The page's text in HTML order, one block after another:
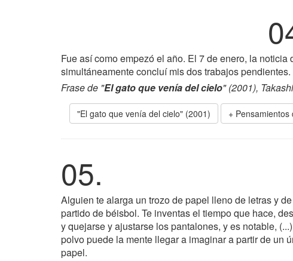
Fue así como empezó el año. El 7 de enero, la
simultáneamente concluí mis dos trabajos
Frase de "El gato que venía del cielo" (2001),
"El gato que venía del cielo" (2001) + Pensamientos
05.
Alguien te alarga un trozo de papel lleno de letras y
partido de béisbol. Te inventas el tiempo que hace,
y quejarse y ajustarse los pantalones, y es notable,
polvo puede la mente llegar a imaginar a partir de un
papel.